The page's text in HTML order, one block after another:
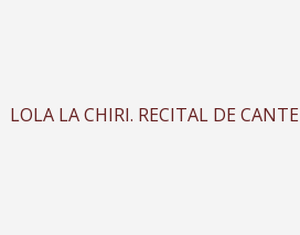
LOLA LA CHIRI. RECITAL DE CANTE